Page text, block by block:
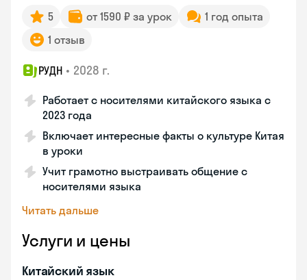
5 от 1590 ₽ за урок
1 год опыта
1 отзыв
РУДН • 2028 г.
Работает с носителями китайского языка с
2023 года
Включает интересные факты о культуре Китая
в уроки
Учит грамотно выстраивать общение с
носителями языка
Читать дальше
Услуги и цены
Китайский язык